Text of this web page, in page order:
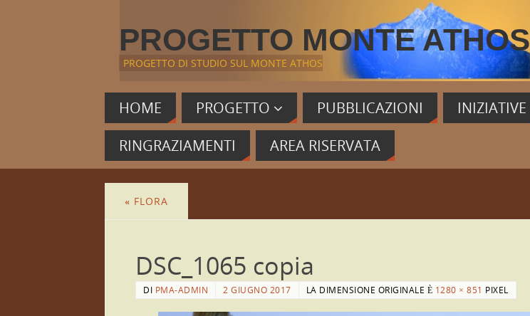
PROGETTO MONTE ATHOS
PROGETTO DI STUDIO SUL MONTE ATHOS
HOME PROGETTO PUBBLICAZIONI INIZIATIVE
RINGRAZIAMENTI
AREA RISERVATA
« FLORA
DSC_1065 copia
DI PMA-ADMIN 2 GIUGNO 2017 LA DIMENSIONE ORIGINALE È 1280 × 851 PIXEL